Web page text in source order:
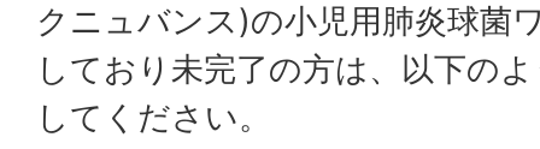
クニュバンス)の小児用肺炎球菌
しており未完了の方は、以下の
してください。